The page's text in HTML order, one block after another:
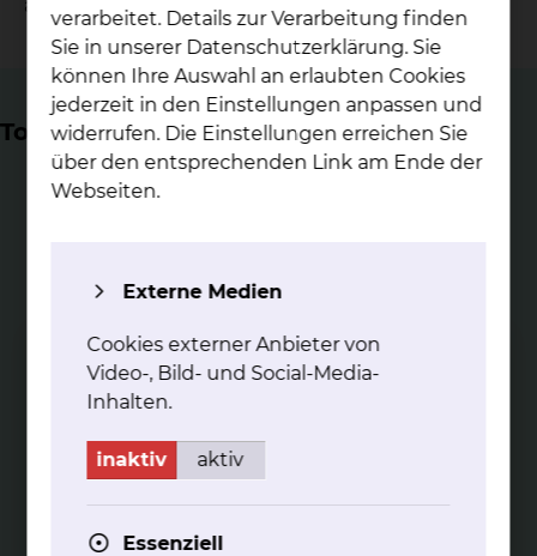
ärztlichen und physiotherapeutischen Leitung.
Top Themen
Phy­sio­the­ra­pie am Stand­ort
Salz­dah­lu­mer Stra­ße
Unser physiotherapeutisches Angebot am Standort
verarbeitet. Details zur Verarbeitung finden
Sie in unserer Datenschutzerklärung. Sie
können Ihre Auswahl an erlaubten Cookies
jederzeit in den Einstellungen anpassen und
widerrufen. Die Einstellungen erreichen Sie
über den entsprechenden Link am Ende der
Webseiten.
Externe Medien
Cookies externer Anbieter von
Video-, Bild- und Social-Media-
Inhalten.
inaktiv aktiv
Essenziell